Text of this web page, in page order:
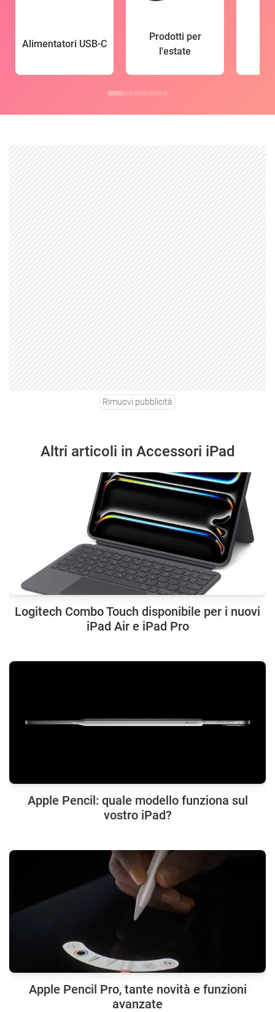
Alimentatori USB-C
Prodotti per
l'estate
Rimuovi pubblicità
Altri articoli in Accessori iPad
Logitech Combo Touch disponibile per i nuovi
iPad Air e iPad Pro
Apple Pencil: quale modello funziona sul
vostro iPad?
Apple Pencil Pro, tante novità e funzioni
avanzate